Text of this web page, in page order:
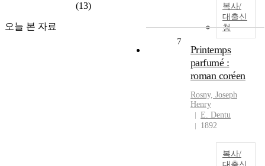
(13)
오늘 본 자료
복사/
대출신
청
7
Printemps
parfumé :
roman coréen
Rosny, Joseph
Henry
E. Dentu
1892
복사/